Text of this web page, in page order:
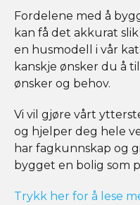
Fordelene med å
kan få det akkurat
en husmodell i vår
kanskje ønsker du å
ønsker og behov.
Vi vil gjøre vårt
og hjelper deg hele
har fagkunnskap og
bygget en bolig som
Trykk her for å lese